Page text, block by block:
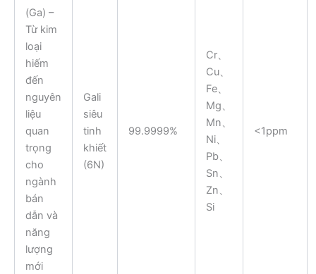
Gali
siêu
tinh
khiết
(6N)
99.9999%
Cr、
Cu、
Fe、
Mg、
Mn、
Ni、
Pb、
Sn、
Zn、
Si
<1ppm